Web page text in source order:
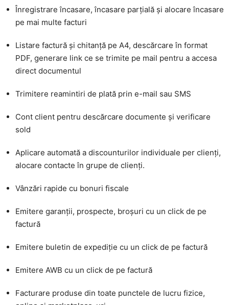
Înregistrare încasare, încasare parțială și alocare încasare
pe mai multe facturi
Listare factură și chitanță pe A4, descărcare în format
PDF, generare link ce se trimite pe mail pentru a accesa
direct documentul
Trimitere reamintiri de plată prin e-mail sau SMS
Cont client pentru descărcare documente și verificare
sold
Aplicare automată a discounturilor individuale per clienți,
alocare contacte în grupe de clienți.
Vânzări rapide cu bonuri fiscale
Emitere garanții, prospecte, broșuri cu un click de pe
factură
Emitere buletin de expediție cu un click de pe factură
Emitere AWB cu un click de pe factură
Facturare produse din toate punctele de lucru fizice,